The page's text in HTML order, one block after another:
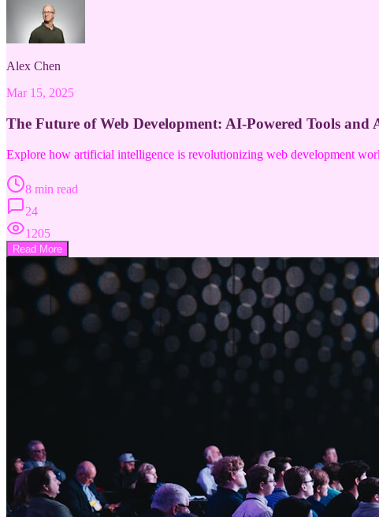
Alex Chen
Mar 15, 2025
The Future of Web Development: AI-Powered Tools and
Explore how artificial intelligence is revolutionizing web development
8 min read
24
1205
Read More